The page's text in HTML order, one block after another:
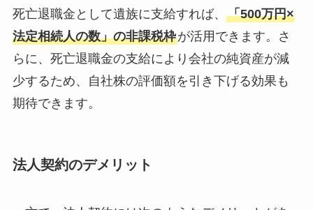
死亡退職金として遺族に支給すれば、 「500万円×
法定相続人の数」の非課税枠が活用できます。さ
らに、死亡退職金の支給により会社の純資産が減
少するため、自社株の評価額を引き下げる効果も
期待できます。
法人契約のデメリット